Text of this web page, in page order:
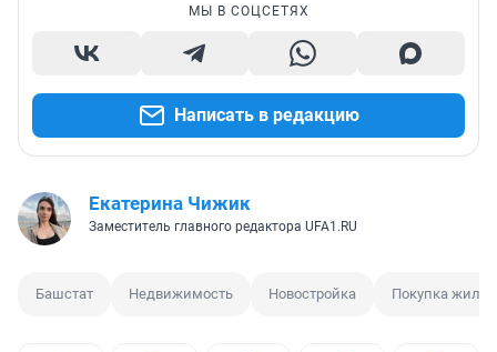
МЫ В СОЦСЕТЯХ
Написать в редакцию
Екатерина Чижик
Заместитель главного редактора UFA1.RU
Башстат Недвижимость Новостройка Покупка жилья